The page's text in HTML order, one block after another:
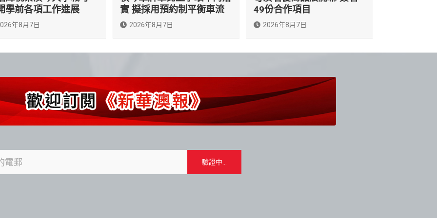
學前各項工作進展
年8月7日
實 擬採用預約制平衡車流
2026年8月7日
49份合作項目
2026年8月7日